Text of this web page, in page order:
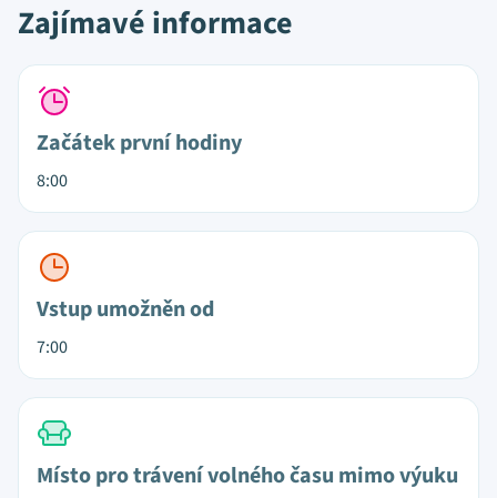
Zajímavé informace
Začátek první hodiny
8:00
Vstup umožněn od
7:00
Místo pro trávení volného času mimo výuku